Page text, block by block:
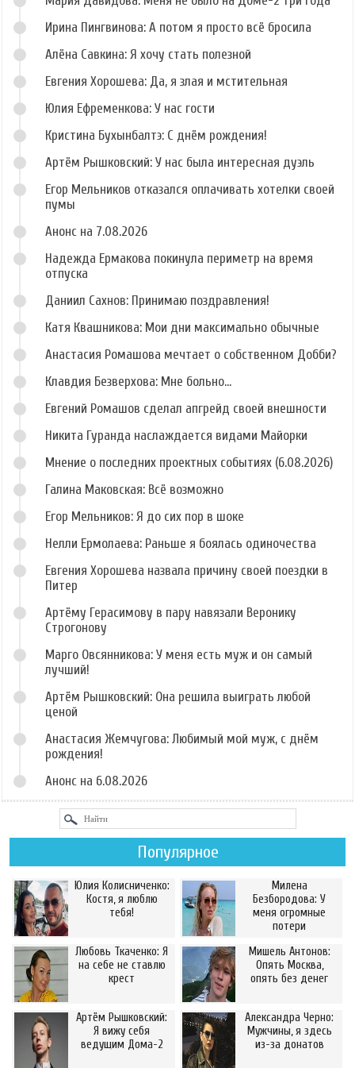
Ирина Пингвинова: А потом я просто всё бросила
Алёна Савкина: Я хочу стать полезной
Евгения Хорошева: Да, я злая и мстительная
Юлия Ефременкова: У нас гости
Кристина Бухынбалтэ: С днём рождения!
Артём Рышковский: У нас была интересная дуэль
Егор Мельников отказался оплачивать хотелки своей
пумы
Анонс на 7.08.2026
Надежда Ермакова покинула периметр на время
отпуска
Даниил Сахнов: Принимаю поздравления!
Катя Квашникова: Мои дни максимально обычные
Анастасия Ромашова мечтает о собственном Добби?
Клавдия Безверхова: Мне больно...
Евгений Ромашов сделал апгрейд своей внешности
Никита Гуранда наслаждается видами Майорки
Мнение о последних проектных событиях (6.08.2026)
Галина Маковская: Всё возможно
Егор Мельников: Я до сих пор в шоке
Нелли Ермолаева: Раньше я боялась одиночества
Евгения Хорошева назвала причину своей поездки в
Питер
Артёму Герасимову в пару навязали Веронику
Строгонову
Марго Овсянникова: У меня есть муж и он самый
лучший!
Артём Рышковский: Она решила выиграть любой
ценой
Анастасия Жемчугова: Любимый мой муж, с днём
рождения!
Анонс на 6.08.2026
Популярное
Юлия Колисниченко:
Костя, я люблю
тебя!
Милена
Безбородова: У
меня огромные
потери
Любовь Ткаченко: Я
на себе не ставлю
крест
Мишель Антонов:
Опять Москва,
опять без денег
Артём Рышковский:
Я вижу себя
ведущим Дома-2
Александра Черно:
Мужчины, я здесь
из-за донатов